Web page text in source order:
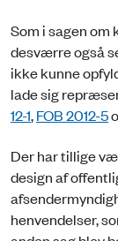
Som i sagen om
desværre også
ikke kunne
lade sig
12-1,FOB 2012-5
Der har tillige
design af
henvendelser,